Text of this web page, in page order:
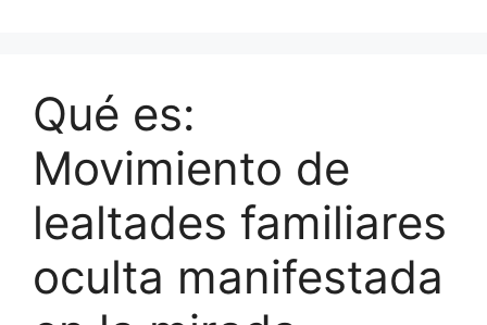
Qué es:
Movimiento de
lealtades familiares
oculta manifestada